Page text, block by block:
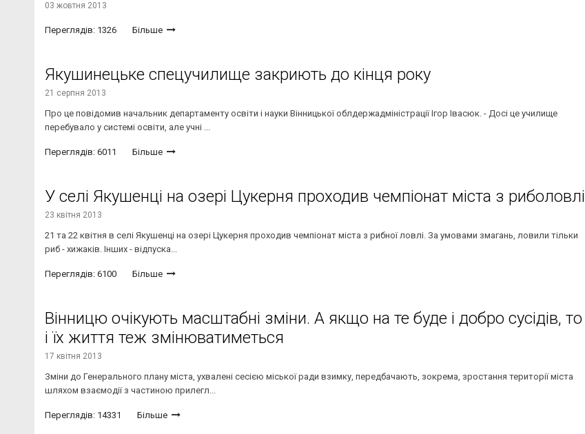
03 жовтня 2013
Переглядів: 1326 Більше
Якушинецьке спецучилище закриють до кінця року
21 серпня 2013
Про це повідомив начальник департаменту освіти і науки Вінницької облдержадміністрації Ігор Івасюк. - Досі це училище
перебувало у системі освіти, але учні ...
Переглядів: 6011 Більше
У селі Якушенці на озері Цукерня проходив чемпіонат міста з риболовлі
23 квітня 2013
21 та 22 квітня в селі Якушенці на озері Цукерня проходив чемпіонат міста з рибної ловлі. За умовами змагань, ловили тільки
риб - хижаків. Інших - відпуска...
Переглядів: 6100 Більше
Вінницю очікують масштабні зміни. А якщо на те буде і добро сусідів, то
і їх життя теж змінюватиметься
17 квітня 2013
Зміни до Генерального плану міста, ухвалені сесією міської ради взимку, передбачають, зокрема, зростання території міста
шляхом взаємодії з частиною прилегл...
Переглядів: 14331 Більше